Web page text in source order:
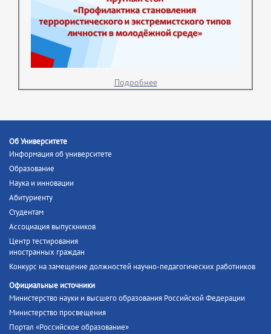
Подробнее
Об Университете
Информация об университете
Образование
Наука и инновации
Абитуриенту
Студентам
Ассоциация выпускников
Центр тестирования
иностранных граждан
Конкурс на замещение должностей научно-педагогических работников
Официальные источники
Министерство науки и высшего образования Российской Федерации
Министерство просвещения
Портал «Российское образование»